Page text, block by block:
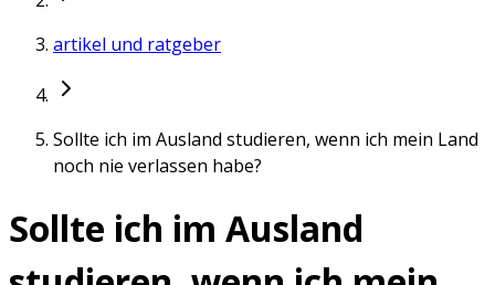
artikel und ratgeber
Sollte ich im Ausland studieren, wenn ich mein Land
noch nie verlassen habe?
Sollte ich im Ausland